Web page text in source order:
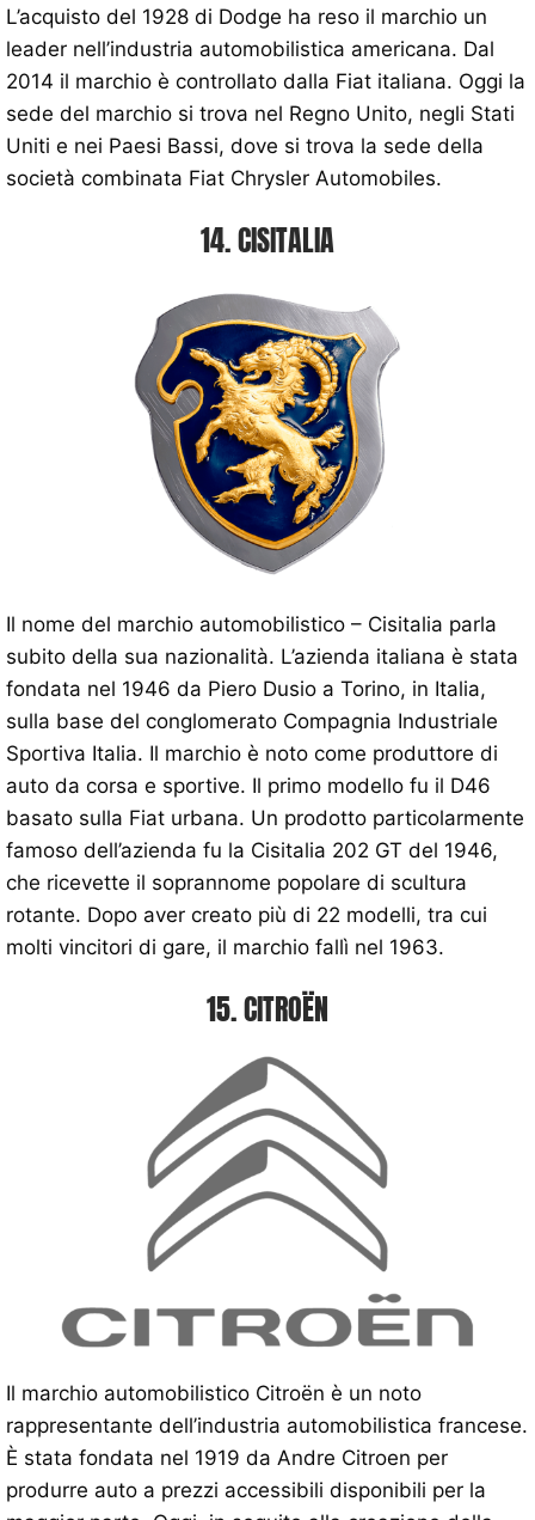
L’acquisto del 1928 di Dodge ha reso il marchio un
leader nell’industria automobilistica americana. Dal
2014 il marchio è controllato dalla Fiat italiana. Oggi la
sede del marchio si trova nel Regno Unito, negli Stati
Uniti e nei Paesi Bassi, dove si trova la sede della
società combinata Fiat Chrysler Automobiles.
14. CISITALIA
Il nome del marchio automobilistico – Cisitalia parla
subito della sua nazionalità. L’azienda italiana è stata
fondata nel 1946 da Piero Dusio a Torino, in Italia,
sulla base del conglomerato Compagnia Industriale
Sportiva Italia. Il marchio è noto come produttore di
auto da corsa e sportive. Il primo modello fu il D46
basato sulla Fiat urbana. Un prodotto particolarmente
famoso dell’azienda fu la Cisitalia 202 GT del 1946,
che ricevette il soprannome popolare di scultura
rotante. Dopo aver creato più di 22 modelli, tra cui
molti vincitori di gare, il marchio fallì nel 1963.
15. CITROËN
Il marchio automobilistico Citroën è un noto
rappresentante dell’industria automobilistica francese.
È stata fondata nel 1919 da Andre Citroen per
produrre auto a prezzi accessibili disponibili per la